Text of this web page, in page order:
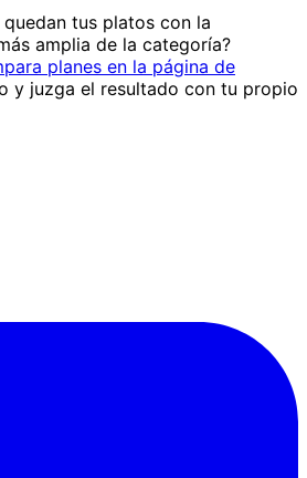
tus platos con la
amplia de la categoría?
planes en la página de
y juzga el resultado con tu propio